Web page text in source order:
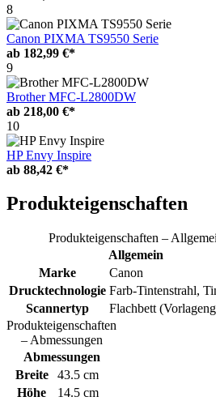
8
Canon PIXMA TS9550 Serie
ab 182,99 €*
9
Brother MFC-L2800DW
ab 218,00 €*
10
HP Envy Inspire
ab 88,42 €*
Produkteigenschaften
Produkteigenschaften –
Allgemein
Marke
Canon
Drucktechnologie Farb-Tintenstrahl,
Scannertyp
Flachbett
Produkteigenschaften
– Abmessungen
Abmessungen
Breite
43.5 cm
Höhe
14.5 cm